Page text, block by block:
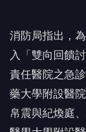
消防局指出，
入「雙向回饋
責任醫院之急
藥大學附設醫
帛震與紀煥庭